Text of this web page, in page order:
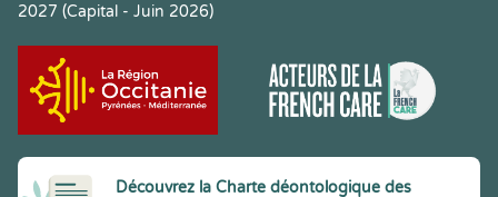
2027 (Capital - Juin 2026)
Découvrez la Charte déontologique des